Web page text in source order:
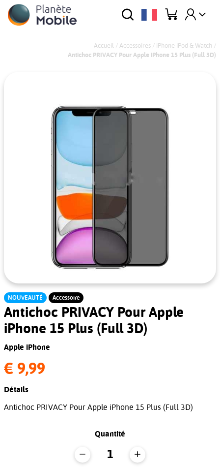
Accueil / Accessoires / iPhone iPod & Watch /
Antichoc PRIVACY Pour Apple iPhone 15 Plus (Full 3D)
NOUVEAUTÉ Accessoire
Antichoc PRIVACY Pour Apple
iPhone 15 Plus (Full 3D)
Apple iPhone
€ 9,99
Détails
Antichoc PRIVACY Pour Apple iPhone 15 Plus (Full 3D)
Quantité